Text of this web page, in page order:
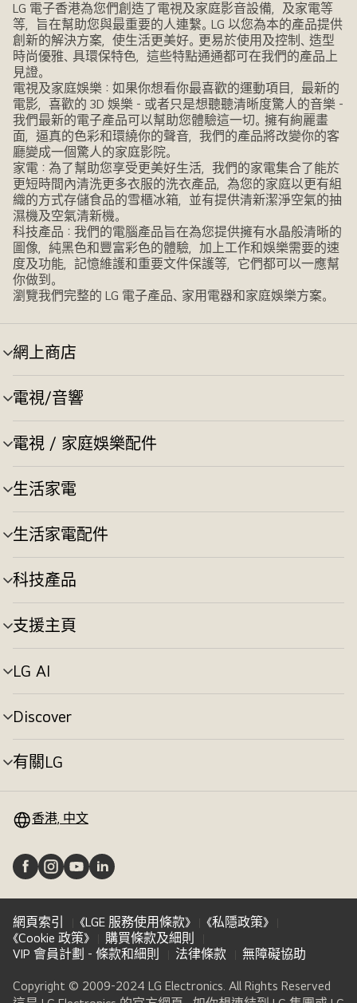
LG 電子香港為您們創造了電視及家庭影音設備，及家電等
等，旨在幫助您與最重要的人連繫。LG 以您為本的產品提供
創新的解決方案，使生活更美好。更易於使用及控制、造型
時尚優雅、具環保特色，這些特點通通都可在我們的產品上
見證。
電視及家庭娛樂：如果你想看你最喜歡的運動項目，最新的
電影，喜歡的 3D 娛樂 - 或者只是想聽聽清晰度驚人的音樂 -
我們最新的電子產品可以幫助您體驗這一切。擁有絢麗畫
面，逼真的色彩和環繞你的聲音，我們的產品將改變你的客
廳變成一個驚人的家庭影院。
家電：為了幫助您享受更美好生活，我們的家電集合了能於
更短時間內清洗更多衣服的洗衣產品，為您的家庭以更有組
織的方式存儲食品的雪櫃冰箱，並有提供清新潔淨空氣的抽
濕機及空氣清新機。
科技產品：我們的電腦產品旨在為您提供擁有水晶般清晰的
圖像，純黑色和豐富彩色的體驗，加上工作和娛樂需要的速
度及功能，記憶維護和重要文件保護等，它們都可以一應幫
你做到。
瀏覽我們完整的 LG 電子產品、家用電器和家庭娛樂方案。
網上商店
選
單
切
換
電視/音響
選
單
切
換
電視 / 家庭娛樂配件
選
單
切
換
生活家電
選
單
切
換
生活家電配件
選
單
切
換
科技產品
選
單
切
換
支援主頁
選
單
切
換
LG AI
選
單
切
換
Discover
選
單
切
換
有關LG
選
換 香港, 中文
網頁索引 《LGE 服務使用條款》
《私隱政策》
《Cookie 政策》
購買條款及細則
VIP 會員計劃 - 條款和細則
法律條款 無障礙協助
Copyright © 2009-2024 LG Electronics. All Rights Reserved